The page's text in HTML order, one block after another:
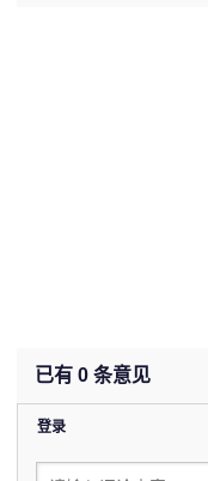
已有 0 条意见
登录